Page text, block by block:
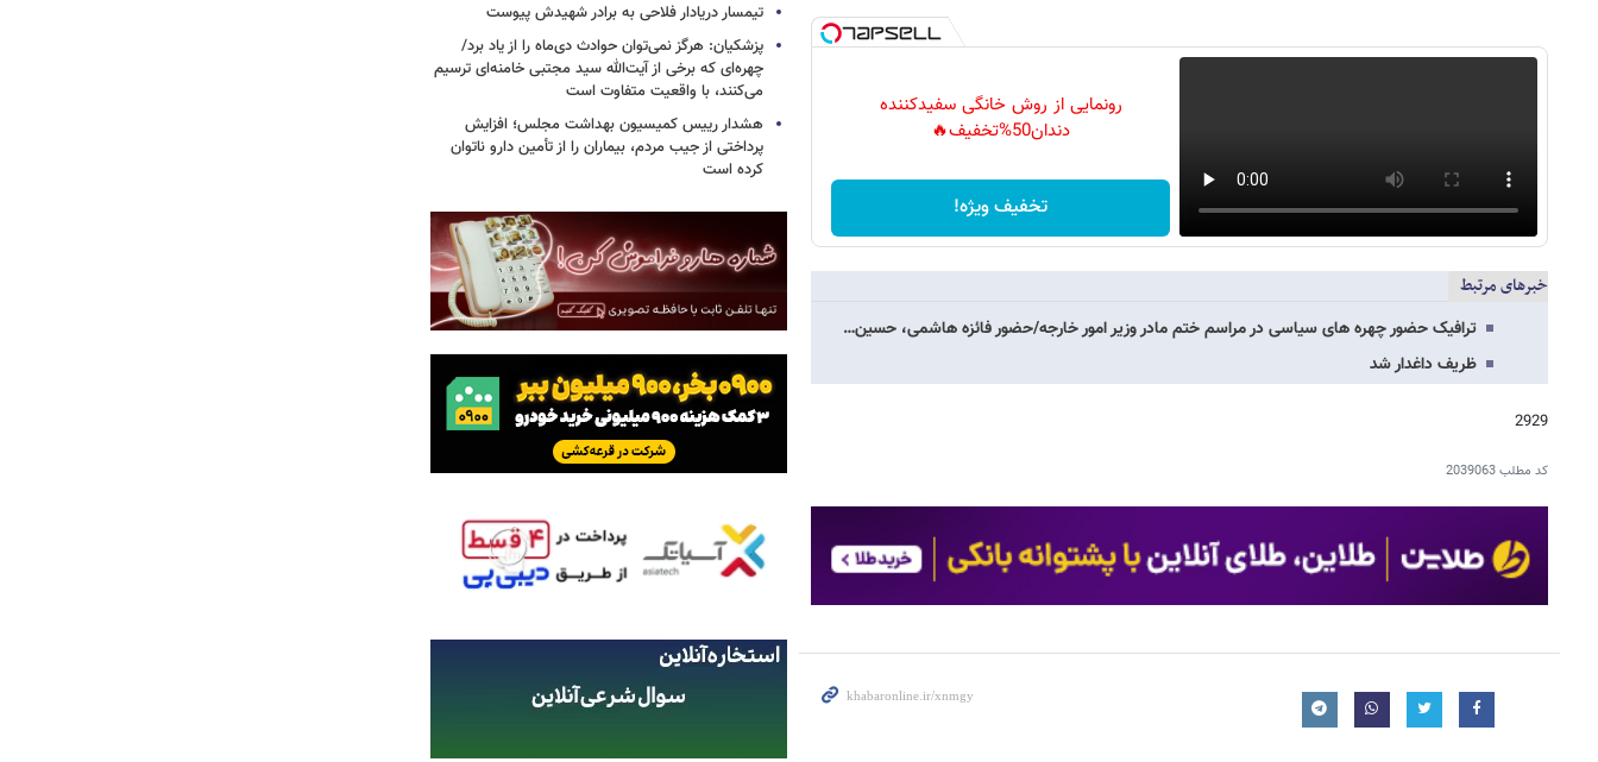
رونمایی از روش خانگی سفیدکننده
دندان50%تخفیف🔥
تخفیف ویژه!
خبرهای مرتبط
ترافیک حضور چهره های سیاسی در مراسم ختم مادر وزیر امور خارجه/حضور فائزه هاشمی، حسین…
ظریف داغدار شد
2929
کد مطلب2039063
تیمسار دریادار فلاحی به برادر شهیدش پیوست
پزشکیان: هرگز نمی‌توان حوادث دی‌ماه را از یاد برد/
چهره‌ای که برخی از آیت‌الله سید مجتبی خامنه‌ای ترسیم
می‌کنند، با واقعیت متفاوت است
هشدار رییس کمیسیون بهداشت مجلس؛ افزایش
پرداختی از جیب مردم، بیماران را از تأمین دارو ناتوان
کرده است